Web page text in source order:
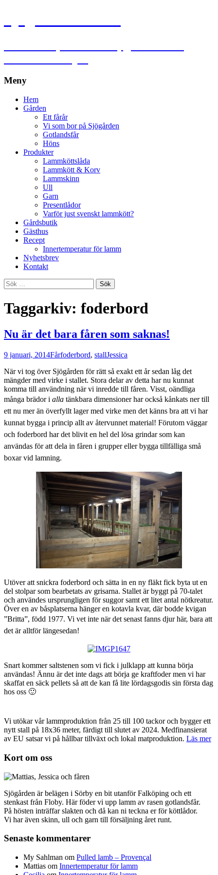
Meny
HoppaHem
Gården
Ett fårår
Vi som bor på Sjögården
Gotlandsfår
Höns
Produkter
Lammköttslåda
Lammkött & Korv
Lammskinn
Ull
Garn
Presentlådor
Varför just svenskt lammkött?
Gårdsbutik
Gästhus
Recept
Innertemperatur för lamm
Nyhetsbrev
Kontakt
Sök
efter:
Taggarkiv: foderbord
Nu är det bara fåren som saknas!
9 januari, 2014Fårfoderbord, stallJessica
När vi tog över Sjögården för rätt så exakt ett år sedan låg det
mängder med virke i stallet. Stora delar av detta har nu kunnat
komma till användning när vi inredde till fåren. Visst, oändliga
många brädori alla tänkbara dimensioner har också kånkats ner till
ett nu mer än överfyllt lager med virke men det känns bra att vi har
kunnat bygga i princip allt av återvunnet material! Förutom väggar
och foderbord har det blivit en hel del lösa grindar som kan
användas för att dela in fåren i grupper eller bygga tillfälliga små
boxar vid lamning.
Utöver att snickra foderbord och sätta in en ny fläkt fick byta ut en
del stolpar som bearbetats av grisarna. Stallet är byggt på 70-talet
och användes ursprungligen för suggor samt ett litet antal nötkreatur.
Över en av båsplatserna hänger en kotavla kvar, där bodde kvigan
”Britta”, född 1977. Vi vet inte när det senast fanns djur här, bara att
det är alltför längesedan!
Snart kommer saltstenen som vi fick i julklapp att kunna börja
användas! Ännu är det inte dags att börja ge kraftfoder men vi har
skaffat en säck pellets så att de kan få lite lördagsgodis sin första dag
hos oss 🙂
Vi utökar vår lammproduktion från 25 till 100 tackor och bygger ett
nytt stall på 18x36 meter, färdigt till slutet av 2024. Medfinansierat
av EU satsar vi på hållbar tillväxt och lokal matproduktion. Läs mer
Kort om oss
Sjögården är belägen i Sörby en bit utanför Falköping och ett
stenkast från Floby. Här föder vi upp lamm av rasen gotlandsfår.
På hösten inträffar slakten och då kan ni teckna er för köttlådor.
Vi har även skinn, ull och garn till försäljning året runt.
Senaste kommentarer
My Sahlman om Pulled lamb – Provençal
Mattias om Innertemperatur för lamm